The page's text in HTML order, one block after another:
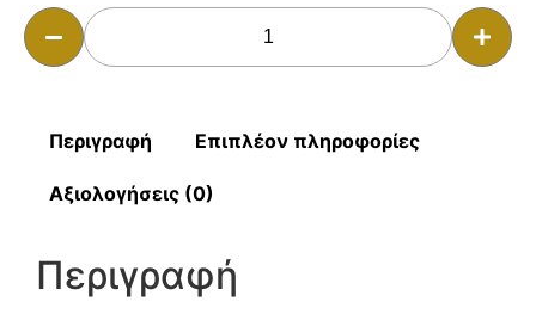
Περιγραφή Επιπλέον πληροφορίες
Αξιολογήσεις (0)
Περιγραφή